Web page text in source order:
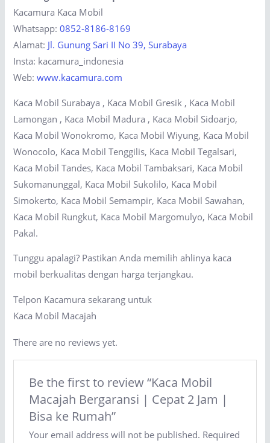
Kacamura Kaca Mobil
Whatsapp:0852-8186-8169
Alamat: Jl. Gunung Sari II No 39, Surabaya
Insta: kacamura_indonesia
Web:www.kacamura.com
Kaca Mobil Surabaya , Kaca Mobil Gresik , Kaca Mobil
Lamongan , Kaca Mobil Madura , Kaca Mobil Sidoarjo,
Kaca Mobil Wonokromo, Kaca Mobil Wiyung, Kaca Mobil
Wonocolo, Kaca Mobil Tenggilis, Kaca Mobil Tegalsari,
Kaca Mobil Tandes, Kaca Mobil Tambaksari, Kaca Mobil
Sukomanunggal, Kaca Mobil Sukolilo, Kaca Mobil
Simokerto, Kaca Mobil Semampir, Kaca Mobil Sawahan,
Kaca Mobil Rungkut, Kaca Mobil Margomulyo, Kaca Mobil
Pakal.
Tunggu apalagi? Pastikan Anda memilih ahlinya kaca
mobil berkualitas dengan harga terjangkau.
Telpon Kacamura sekarang untuk
Kaca Mobil Macajah
There are no reviews yet.
Be the first to review “Kaca Mobil
Macajah Bergaransi | Cepat 2 Jam |
Bisa ke Rumah”
Your email address will not be published. Required